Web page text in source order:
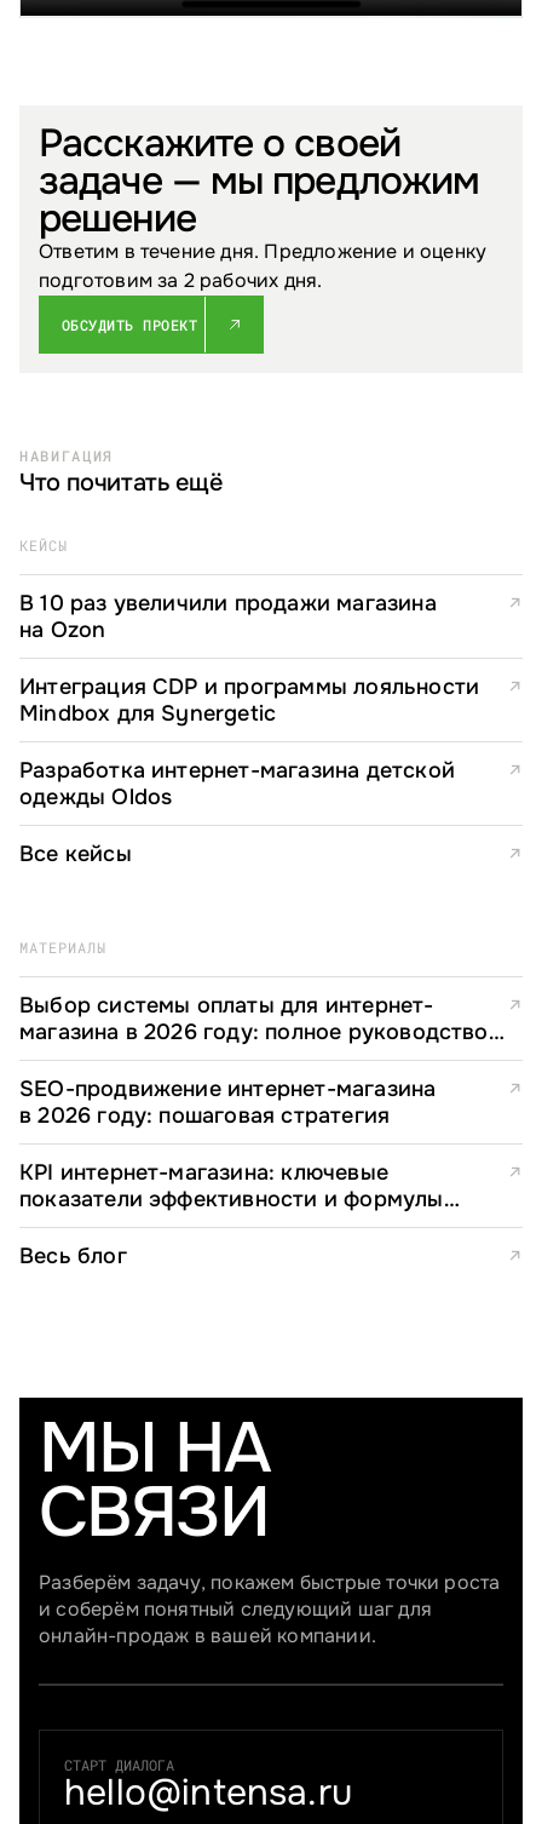
Расскажите о своей
задаче — мы предложим
решение
Ответим в течение дня. Предложение и оценку
подготовим за 2 рабочих дня.
ОБСУДИТЬ ПРОЕКТ
НАВИГАЦИЯ
Что почитать ещё
КЕЙСЫ
В 10 раз увеличили продажи магазина
на Ozon
↗
Интеграция CDP и программы лояльности
Mindbox для Synergetic
↗
Разработка интернет-магазина детской
одежды Oldos
↗
Все кейсы ↗
МАТЕРИАЛЫ
Выбор системы оплаты для интернет-
магазина в 2026 году: полное руководство
для e-commerce директоров
↗
SEO-продвижение интернет-магазина
в 2026 году: пошаговая стратегия
↗
KPI интернет-магазина: ключевые
показатели эффективности и формулы
расчета
↗
Весь блог ↗
МЫ НА
СВЯЗИ
Разберём задачу, покажем быстрые точки роста
и соберём понятный следующий шаг для
онлайн-продаж в вашей компании.
СТАРТ ДИАЛОГА
hello@intensa.ru